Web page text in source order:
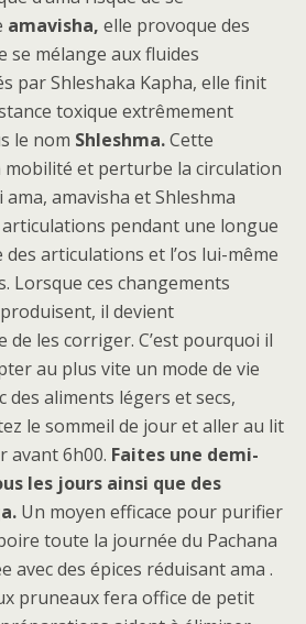
amavisha, elle provoque des
se mélange aux fluides
par Shleshaka Kapha, elle finit
toxique extrêmement
le nom Shleshma.Cette
et perturbe la circulation
ama, amavisha et Shleshma
pendant une longue
articulations et l’os lui-même
Lorsque ces changements
il devient
les corriger. C’est pourquoi il
au plus vite un mode de vie
des aliments légers et secs,
le sommeil de jour et aller au lit
avant 6h00. Faites une demi-
les jours ainsi que des
Un moyen efficace pour purifier
toute la journée du Pachana
avec des épices réduisant ama .
pruneaux fera office de petit